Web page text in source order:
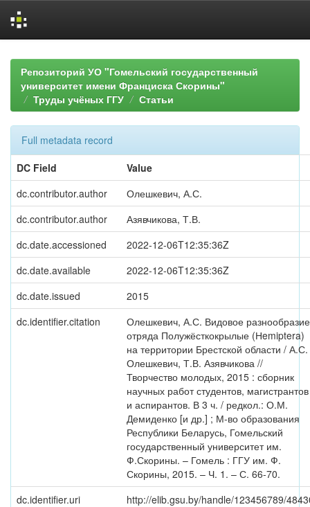
navigationРепозиторий УО "Гомельский государственный
университет имени Франциска Скорины"
Труды учёных ГГУ
Статьи
Full metadata record
DC Field
Value
dc.contributor.author
Олешкевич, А.С.
dc.contributor.author
Азявчикова, Т.В.
dc.date.accessioned
2022-12-06T12:35:36Z
dc.date.available
2022-12-06T12:35:36Z
dc.date.issued
2015
dc.identifier.citation
Олешкевич, А.С. Видовое разнообразие
отряда Полужёсткокрылые (Нemiptera)
на территории Брестской области / А.С.
Олешкевич, Т.В. Азявчикова //
Творчество молодых, 2015 : сборник
научных работ студентов, магистрантов
и аспирантов. В 3 ч. / редкол.: О.М.
Демиденко [и др.] ; М-во образования
Республики Беларусь, Гомельский
государственный университет им.
Ф.Скорины. – Гомель : ГГУ им. Ф.
Скорины, 2015. – Ч. 1. – С. 66-70.
dc.identifier.uri
http://elib.gsu.by/handle/123456789/